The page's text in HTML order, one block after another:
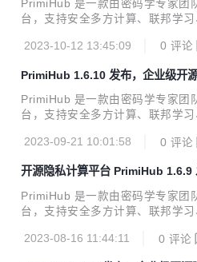
PrimiHub 是一款由密码学专家团
台，支持安全多方计算、联邦学
er 一键部署 开箱即用：拥有
统计、数据资源管理等功能 灵活
语义、安全协议等 自主研发：基
同态加密、可信计算等隐私计算
型自动匹配适用的填充方法，支
2023-10-12 13:45:09 0 评论
PrimiHub 1.6.10 发布，企业级开
PrimiHub 是一款由密码学专家团
台，支持安全多方计算、联邦学
er 一键部署 开箱即用：拥有
统计、数据资源管理等功能 灵活
语义、安全协议等 自主研发：基
同态加密、可信计算等隐私计算
启动通过process的形式，避免任
2023-09-21 10:01:58 0 评论
开源隐私计算平台 PrimiHub 1.6.9
PrimiHub 是一款由密码学专家团
台，支持安全多方计算、联邦学
er 一键部署 开箱即用：拥有
2023-08-16 11:44:11 0 评论